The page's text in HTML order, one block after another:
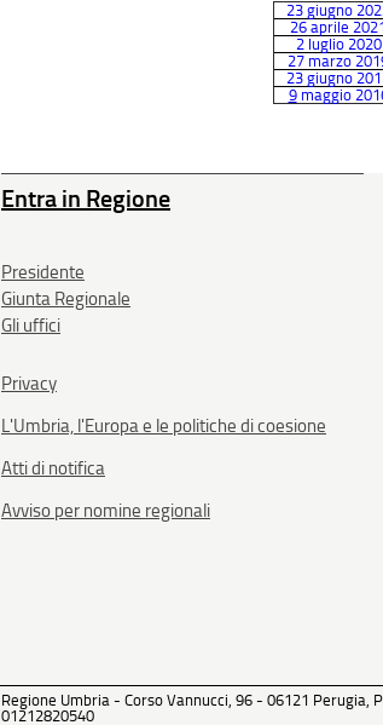
23 giugno
26 aprile 2021
2 luglio 2020
27 marzo
23 giugno
9maggio
Entra in Regione
Presidente
Giunta Regionale
Gli uffici
Privacy
L'Umbria, l'Europa e le politiche di coesione
Atti di notifica
Avviso per nomine regionali
Regione Umbria - Corso Vannucci, 96 - 06121 Perugia,
01212820540